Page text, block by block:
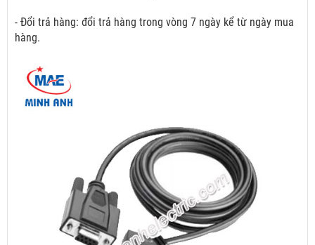
- Đổi trả hàng: đổi trả hàng trong vòng 7 ngày kể từ ngày mua
hàng.